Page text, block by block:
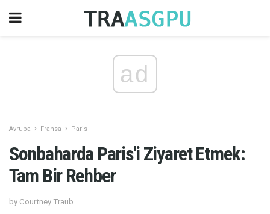
ad
Avrupa Fransa Paris
Sonbaharda Paris'i Ziyaret Etmek:
Tam Bir Rehber
by Courtney Traub